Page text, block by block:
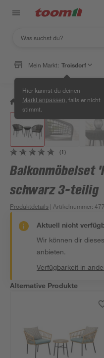
Mein Markt: Troisdorf
Hier kannst du deinen
Markt anpassen , falls er nicht
stimmt.
/ Garten & Freizeit /
(1)
Balkonmöbelset
schwarz 3-teilig
Produktdetails | Artikelnummer:
Aktuell nicht
Wir können dir
anbieten.
Verfügbarkeit in
Alternative Produkte